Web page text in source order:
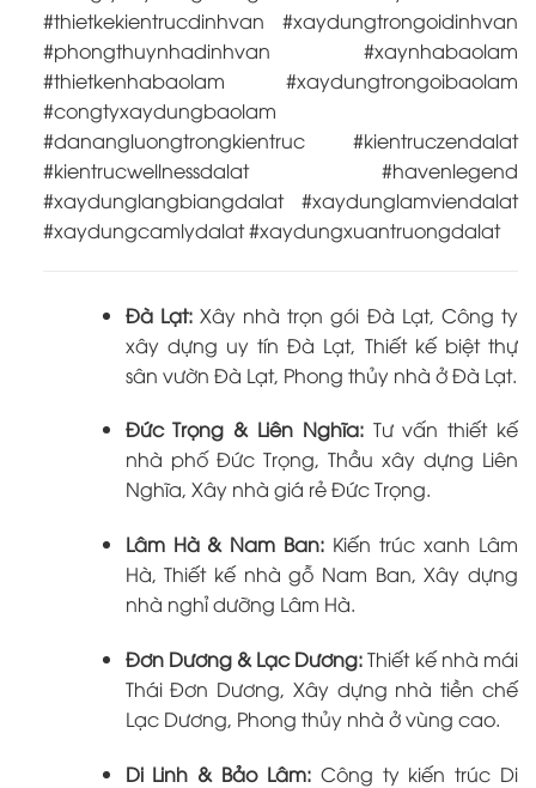
#thietkekientrucdinhvan #xaydungtrongoidinhvan
#phongthuynhadinhvan #xaynhabaolam
#thietkenhabaolam #xaydungtrongoibaolam
#congtyxaydungbaolam
#danangluongtrongkientruc #kientruczendalat
#kientrucwellnessdalat #havenlegend
#xaydunglangbiangdalat #xaydunglamviendalat
#xaydungcamlydalat #xaydungxuantruongdalat
Đà Lạt:Xây nhà trọn gói Đà Lạt, Công ty
xây dựng uy tín Đà Lạt, Thiết kế biệt thự
sân vườn Đà Lạt, Phong thủy nhà ở Đà Lạt.
Đức Trọng & Liên Nghĩa:Tư vấn thiết kế
nhà phố Đức Trọng, Thầu xây dựng Liên
Nghĩa, Xây nhà giá rẻ Đức Trọng.
Lâm Hà & Nam Ban: Kiến trúc xanh Lâm
Hà, Thiết kế nhà gỗ Nam Ban, Xây dựng
nhà nghỉ dưỡng Lâm Hà.
Đơn Dương & Lạc Dương:Thiết kế nhà mái
Thái Đơn Dương, Xây dựng nhà tiền chế
Lạc Dương, Phong thủy nhà ở vùng cao.
Di Linh & Bảo Lâm:Công ty kiến trúc Di